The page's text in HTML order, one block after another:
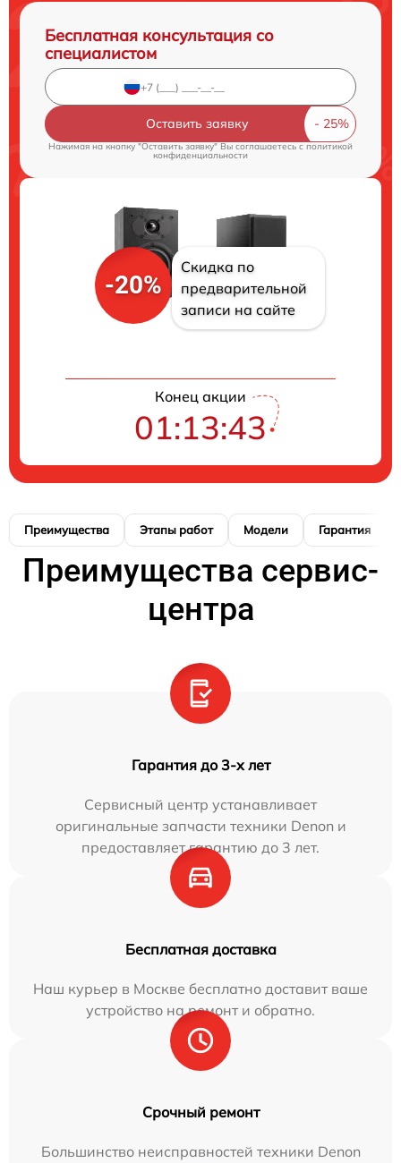
Бесплатная консультация со
специалистом
Оставить заявку
Нажимая на кнопку "Оставить заявку" Вы соглашаетесь c политикой
конфиденциальности
-20%
Скидка по
предварительной
записи на сайте
Конец акции
01:13:42
Преимущества Этапы работ Модели Гарантия
Преимущества сервис-
центра
Гарантия до 3-х лет
Сервисный центр устанавливает
оригинальные запчасти техники Denon и
предоставляет гарантию до 3 лет.
Бесплатная доставка
Наш курьер в Москве бесплатно доставит ваше
устройство на ремонт и обратно.
Срочный ремонт
Большинство неисправностей техники Denon